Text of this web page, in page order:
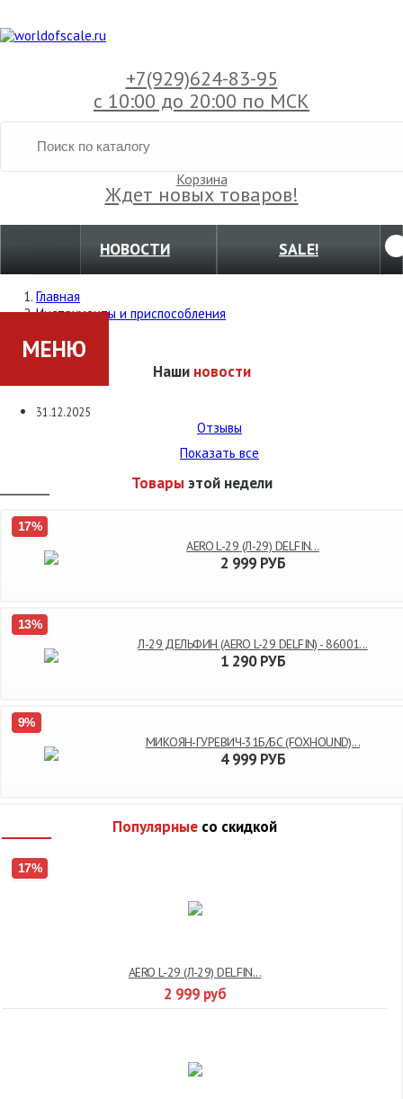
+7(929)624-83-95
с 10:00 до 20:00 по МСК
Корзина
Ждет новых товаров!
НОВОСТИ SALE!
Главная
Инструменты и приспособления
МЕНЮ
Наши новости
31.12.2025
Отзывы
Показать все
Товары этой недели
AERO L-29 (Л-29) DELFIN...
2 999 РУБ
17%
Л-29 ДЕЛЬФИН (AERO L-29 DELFIN) - 86001...
1 290РУБ
13%
МИКОЯН-ГУРЕВИЧ-31Б/БС (FOXHOUND)...
4 999 РУБ
9%
Популярные со скидкой
AERO L-29 (Л-29) DELFIN...
2 999 руб
17%